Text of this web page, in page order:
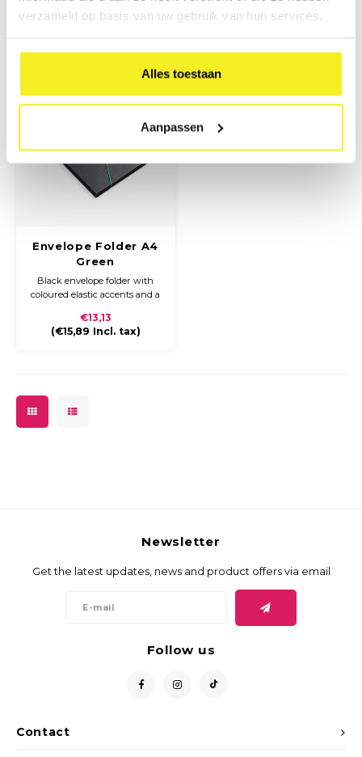
verzameld op basis van uw gebruik van hun services.
Alles toestaan
Aanpassen
button loop closure.
€13,13
button loop closure.
€13,13
Envelope Folder A4
Green
Black envelope folder with
coloured elastic accents and a
€13,13
(€15,89 Incl. tax)
Contact
Newsletter
Get the latest updates, news and product offers via email
Follow us